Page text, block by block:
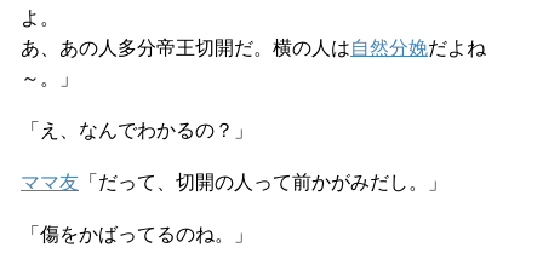
よ。
あ、あの人多分帝王切開だ。横の人は自然分娩だよね
～。」
「え、なんでわかるの？」
ママ友 「だって、切開の人って前かがみだし。」
「傷をかばってるのね。」